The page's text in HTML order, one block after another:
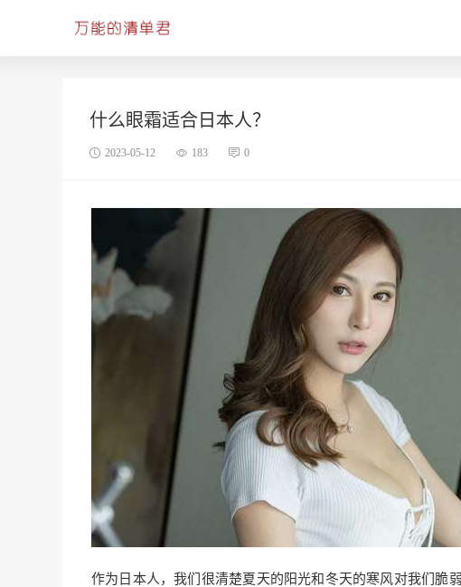
什么眼霜适合日本人？
2023-05-12 183 0
作为日本人，我们很清楚夏天的阳光和冬天的寒风对我们脆